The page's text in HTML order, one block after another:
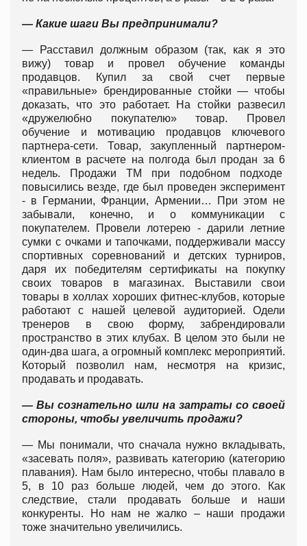
— Какие шаги Вы предпринимали?
— Расставил должным образом (так, как я это
вижу) товар и провел обучение команды
продавцов. Купил за свой счет первые
«правильные» брендированные стойки — чтобы
доказать, что это работает. На стойки развесил
«дружелюбно покупателю» товар. Провел
обучение и мотивацию продавцов ключевого
партнера-сети. Товар, закупленный партнером-
клиентом в расчете на полгода был продан за 6
недель. Продажи ТМ при подобном подходе
повысились везде, где был проведен эксперимент
- в Германии, Франции, Армении… При этом не
забывали, конечно, и о коммуникации с
покупателем. Провели лотерею - дарили летние
сумки с очками и тапочками, поддерживали массу
спортивных соревнований и детских турниров,
даря их победителям сертификаты на покупку
своих товаров в магазинах. Выставили свои
товары в холлах хороших фитнес-клубов, которые
работают с нашей целевой аудиторией. Одели
тренеров в свою форму, забрендировали
пространство в этих клубах. В целом это были не
один-два шага, а огромный комплекс мероприятий.
Который позволил нам, несмотря на кризис,
продавать и продавать.
— Вы сознательно шли на затраты со своей
стороны, чтобы увеличить продажи?
— Мы понимали, что сначала нужно вкладывать,
«засевать поля», развивать категорию (категорию
плавания). Нам было интересно, чтобы плавало в
5, в 10 раз больше людей, чем до этого. Как
следствие, стали продавать больше и наши
конкуренты. Но нам не жалко – наши продажи
тоже значительно увеличились.